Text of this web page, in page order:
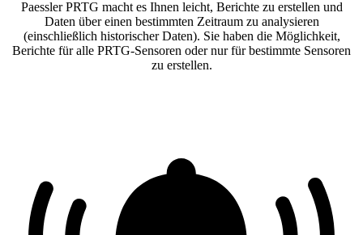
Paessler PRTG macht es Ihnen leicht, Berichte zu erstellen und
Daten über einen bestimmten Zeitraum zu analysieren
(einschließlich historischer Daten). Sie haben die Möglichkeit,
Berichte für alle PRTG-Sensoren oder nur für bestimmte Sensoren
zu erstellen.